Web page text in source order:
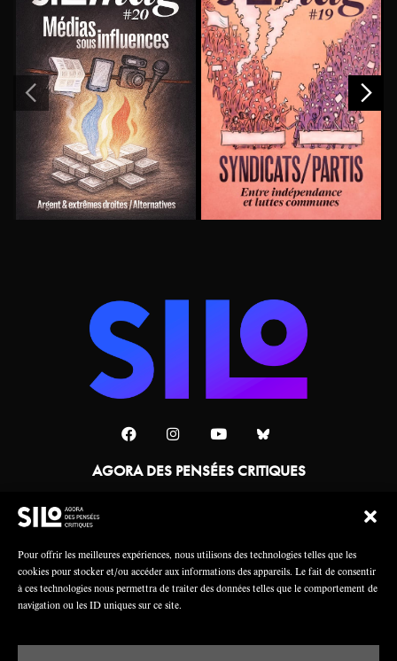
Pour offrir les meilleures expériences, nous utilisons des technologies telles que les
cookies pour stocker et/ou accéder aux informations des appareils. Le fait de consentir
à ces technologies nous permettra de traiter des données telles que le comportement de
navigation ou les ID uniques sur ce site.
AGORA DES PENSÉES CRITIQUES